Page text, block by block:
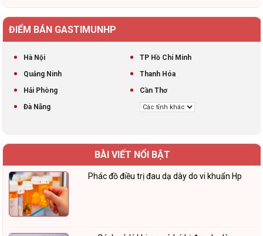
ĐIỂM BÁN GASTIMUNHP
Hà Nội
TP Hồ Chí Minh
Quảng Ninh
Thanh Hóa
Hải Phòng
Cần Thơ
Đà Nẵng
BÀI VIẾT NỔI BẬT
Phác đồ điều trị đau dạ dày do vi khuẩn Hp